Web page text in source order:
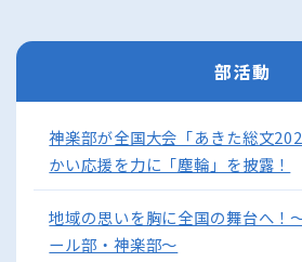
部活動
神楽部が全国大会「あきた総文
かい応援を力に「塵輪」を披露！
地域の思いを胸に全国の舞台へ！
ール部・神楽部〜